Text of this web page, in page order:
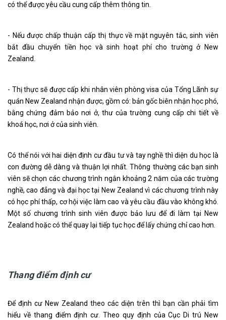
có thể được yêu cầu cung cấp thêm thông tin.
- Nếu được chấp thuận cấp thị thực về mặt nguyên tắc, sinh viên
bắt đầu chuyển tiền học và sinh hoạt phí cho trường ở New
Zealand.
- Thị thực sẽ được cấp khi nhân viên phòng visa của Tổng Lãnh sự
quán New Zealand nhận được, gồm có: bản gốc biên nhận học phó,
bằng chứng đảm bảo nơi ở, thư của trường cung cấp chi tiết về
khoá học, nơi ở của sinh viên.
Có thể nói với hai diện định cư đầu tư và tay nghề thì diện du học là
con đường dễ dàng và thuận lợi nhất. Thông thường các bạn sinh
viên sẽ chọn các chương trình ngắn khoảng 2 năm của các trường
nghề, cao đẳng và đại học tại New Zealand vì các chương trình này
có học phí thấp, cơ hội việc làm cao và yêu cầu đầu vào không khó.
Một số chương trình sinh viên được bảo lưu để đi làm tại New
Zealand hoặc có thể quay lại tiếp tục học để lấy chứng chỉ cao hơn.
Thang điểm định cư
Để định cư New Zealand theo các diện trên thì bạn cần phải tìm
hiểu về thang điểm định cư. Theo quy định của Cục Di trú New